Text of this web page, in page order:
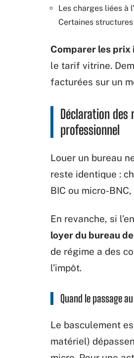
Les charges liées à
Certaines
Comparer les
le tarif vitrine.
facturées sur un
Déclaration des
professionnel
Louer un bureau
reste identique :
BIC ou micro-
En revanche, si
loyer du bureau
de régime a des
l’impôt.
Quand le passage
Le basculement
matériel)